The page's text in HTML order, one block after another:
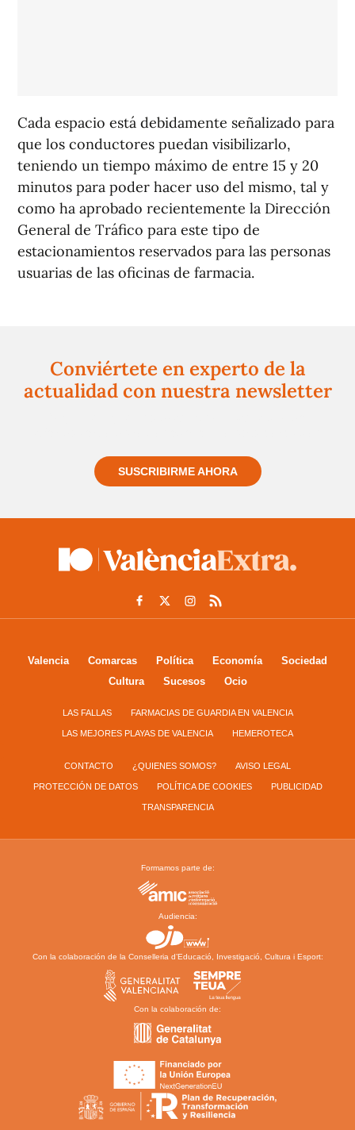
Cada espacio está debidamente señalizado para
que los conductores puedan visibilizarlo,
teniendo un tiempo máximo de entre 15 y 20
minutos para poder hacer uso del mismo, tal y
como ha aprobado recientemente la Dirección
General de Tráfico para este tipo de
estacionamientos reservados para las personas
usuarias de las oficinas de farmacia.
Conviértete en experto de la
actualidad con nuestra newsletter
SUSCRIBIRME AHORA
Valencia Comarcas Política Economía
Sociedad
Cultura
Sucesos Ocio
LAS FALLAS FARMACIAS DE GUARDIA EN VALENCIA
LAS MEJORES PLAYAS DE VALENCIA HEMEROTECA
CONTACTO ¿QUIENES SOMOS? AVISO LEGAL
PROTECCIÓN DE DATOS POLÍTICA DE COOKIES PUBLICIDAD
TRANSPARENCIA
Formamos parte de:
Audiencia:
Con la colaboración de la Conselleria d’Educació, Investigació, Cultura i Esport:
Con la colaboración de: